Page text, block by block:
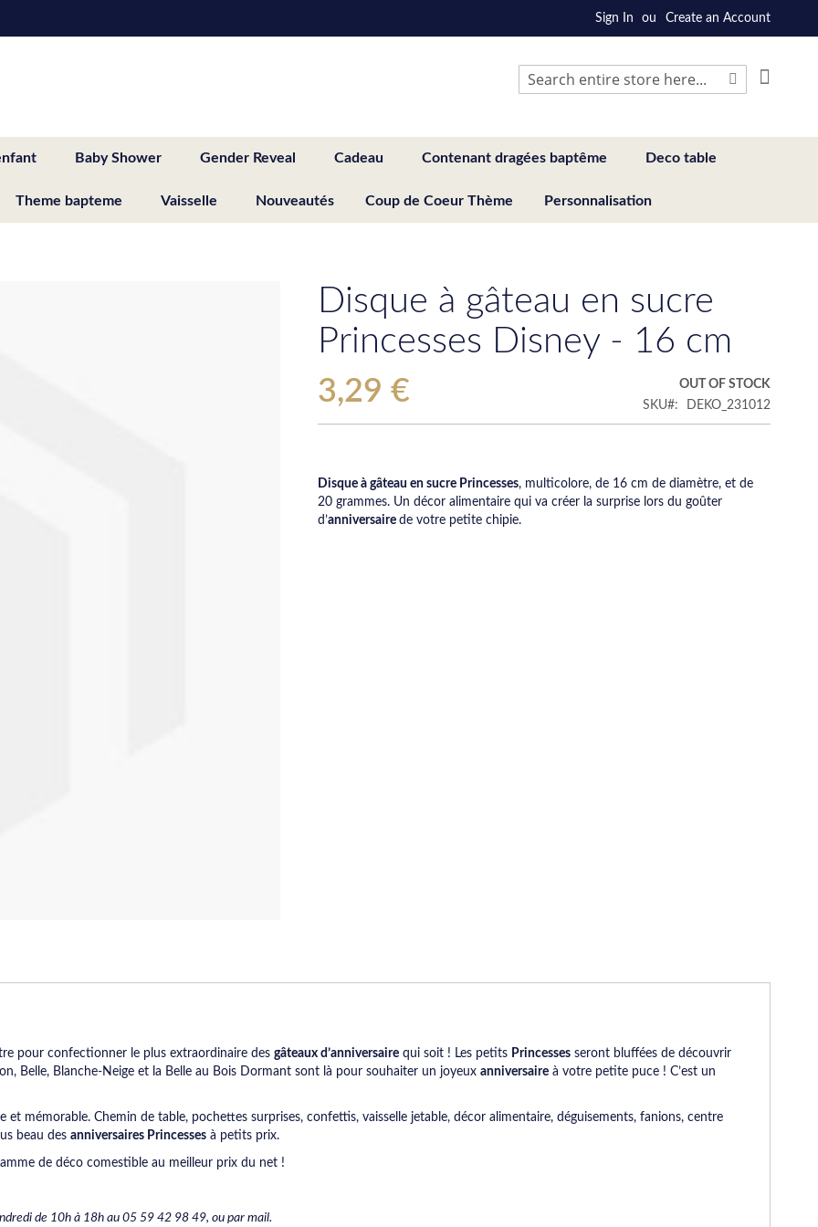
Sign In Create an Account
Search
Baby Shower Gender Reveal Cadeau Contenant dragées baptême Deco table
Theme bapteme Vaisselle Nouveautés Coup de Coeur Thème Personnalisation
Disque à gâteau en sucre
Princesses Disney - 16 cm
3,29 €
OUT OF STOCK
SKU
DEKO_231012
Disque à gâteau en sucre Princesses, multicolore, de 16 cm de diamètre, et de
20 grammes. Un décor alimentaire qui va créer la surprise lors du goûter
d’anniversaire de votre petite chipie.
pour confectionner le plus extraordinaire des gâteaux d’anniversaire qui soit ! Les petits Princesses seront bluffées de découvrir
Belle, Blanche-Neige et la Belle au Bois Dormant sont là pour souhaiter un joyeux anniversaire à votre petite puce ! C’est un
et mémorable. Chemin de table, pochettes surprises, confettis, vaisselle jetable, décor alimentaire, déguisements, fanions, centre
beau des anniversaires Princesses à petits prix.
de déco comestible au meilleur prix du net !
de 10h à 18h au 05 59 42 98 49, ou par mail.